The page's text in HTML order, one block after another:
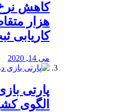
هزار
کاریابی
می 14, 2020
پارتی
الگوی